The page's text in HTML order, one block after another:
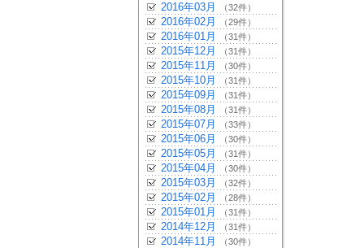
2016年03月 （32件）
2016年02月 （29件）
2016年01月 （31件）
2015年12月 （31件）
2015年11月 （30件）
2015年10月 （31件）
2015年09月 （31件）
2015年08月 （31件）
2015年07月 （33件）
2015年06月 （30件）
2015年05月 （31件）
2015年04月 （30件）
2015年03月 （32件）
2015年02月 （28件）
2015年01月 （31件）
2014年12月 （31件）
2014年11月 （30件）